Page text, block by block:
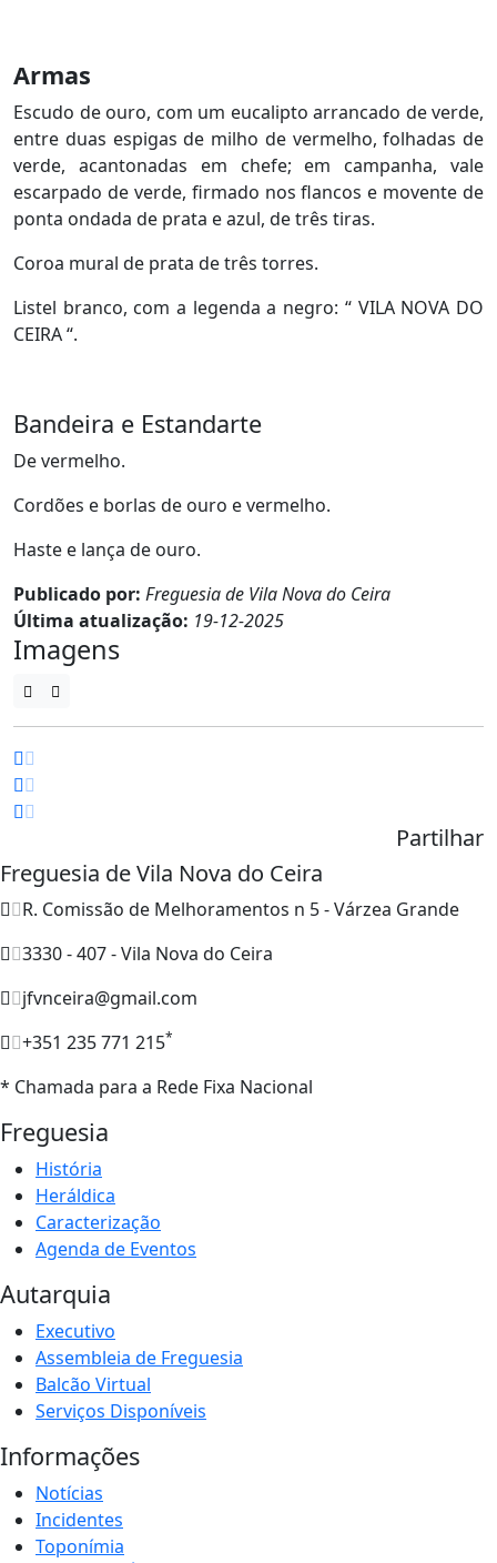
Armas
Escudo de ouro, com um eucalipto arrancado de verde,
entre duas espigas de milho de vermelho, folhadas de
verde, acantonadas em chefe; em campanha, vale
escarpado de verde, firmado nos flancos e movente de
ponta ondada de prata e azul, de três tiras.
Coroa mural de prata de três torres.
Listel branco, com a legenda a negro: “ VILA NOVA DO
CEIRA “.
Bandeira e Estandarte
De vermelho.
Cordões e borlas de ouro e vermelho.
Haste e lança de ouro.
Publicado por: Freguesia de Vila Nova do Ceira
Última atualização: 19-12-2025
Imagens
Partilhar
Freguesia de Vila Nova do Ceira
R. Comissão de Melhoramentos n 5 - Várzea Grande
3330 - 407 - Vila Nova do Ceira
jfvnceira@gmail.com
+351 235 771 215*
* Chamada para a Rede Fixa Nacional
Freguesia
História
Heráldica
Caracterização
Agenda de Eventos
Autarquia
Executivo
Assembleia de Freguesia
Balcão Virtual
Serviços Disponíveis
Informações
Notícias
Incidentes
Toponímia